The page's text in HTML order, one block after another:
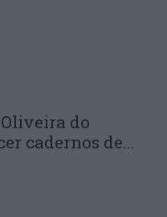
do
cadernos de...